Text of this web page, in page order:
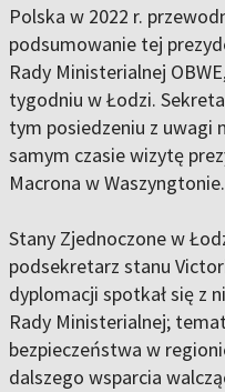
Polska w 2022 r.
podsumowanie tej
Rady Ministerialnej
tygodniu w Łodzi.
tym posiedzeniu z uwagi
samym czasie wizytę
Macrona w Waszyngtonie.
Stany Zjednoczone w
podsekretarz stanu
dyplomacji spotkał się z
Rady Ministerialnej;
bezpieczeństwa w
dalszego wsparcia